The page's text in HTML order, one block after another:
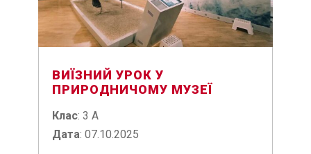
ВИЇЗНИЙ УРОК У
ПРИРОДНИЧОМУ МУЗЕЇ
Клас: 3 А
Дата: 07.10.2025